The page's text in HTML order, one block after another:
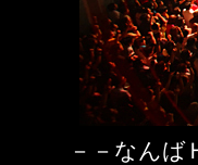
－－なん